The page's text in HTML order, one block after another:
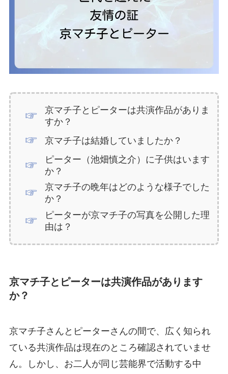
京マチ子とピーターは共演作品がありま
すか？
京マチ子は結婚していましたか？
ピーター（池畑慎之介）に子供はいます
か？
京マチ子の晩年はどのような様子でした
か？
ピーターが京マチ子の写真を公開した理
由は？
京マチ子とピーターは共演作品があります
か？
京マチ子さんとピーターさんの間で、広く知られ
ている共演作品は現在のところ確認されていませ
ん。しかし、お二人が同じ芸能界で活動する中